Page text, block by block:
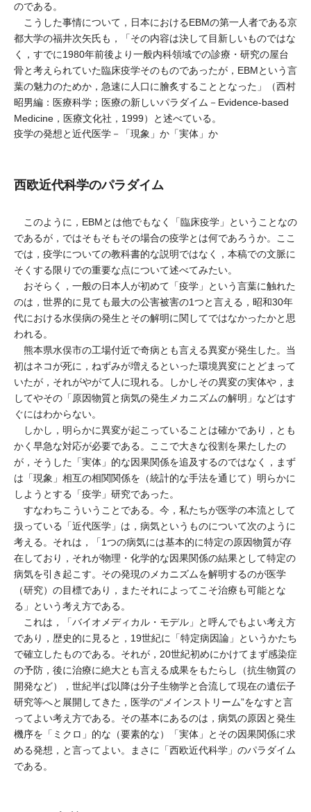
のである。
こうした事情について，日本におけるEBMの第一人者である京
都大学の福井次矢氏も，「その内容は決して目新しいものではな
く，すでに1980年前後より一般内科領域での診療・研究の屋台
骨と考えられていた臨床疫学そのものであったが，EBMという言
葉の魅力のためか，急速に人口に膾炙することとなった」（西村
昭男編：医療科学；医療の新しいパラダイム－Evidence-based
Medicine，医療文化社，1999）と述べている。
疫学の発想と近代医学－「現象」か「実体」か
西欧近代科学のパラダイム
このように，EBMとは他でもなく「臨床疫学」ということなの
であるが，ではそもそもその場合の疫学とは何であろうか。ここ
では，疫学についての教科書的な説明ではなく，本稿での文脈に
そくする限りでの重要な点について述べてみたい。
おそらく，一般の日本人が初めて「疫学」という言葉に触れた
のは，世界的に見ても最大の公害被害の1つと言える，昭和30年
代における水俣病の発生とその解明に関してではなかったかと思
われる。
熊本県水俣市の工場付近で奇病とも言える異変が発生した。当
初はネコが死に，ねずみが増えるといった環境異変にとどまって
いたが，それがやがて人に現れる。しかしその異変の実体や，ま
してやその「原因物質と病気の発生メカニズムの解明」などはす
ぐにはわからない。
しかし，明らかに異変が起こっていることは確かであり，とも
かく早急な対応が必要である。ここで大きな役割を果たしたの
が，そうした「実体」的な因果関係を追及するのではなく，まず
は「現象」相互の相関関係を（統計的な手法を通じて）明らかに
しようとする「疫学」研究であった。
すなわちこういうことである。今，私たちが医学の本流として
扱っている「近代医学」は，病気というものについて次のように
考える。それは，「1つの病気には基本的に特定の原因物質が存
在しており，それが物理・化学的な因果関係の結果として特定の
病気を引き起こす。その発現のメカニズムを解明するのが医学
（研究）の目標であり，またそれによってこそ治療も可能とな
る」という考え方である。
これは，「バイオメディカル・モデル」と呼んでもよい考え方
であり，歴史的に見ると，19世紀に「特定病因論」というかたち
で確立したものである。それが，20世紀初めにかけてまず感染症
の予防，後に治療に絶大とも言える成果をもたらし（抗生物質の
開発など），世紀半ば以降は分子生物学と合流して現在の遺伝子
研究等へと展開してきた，医学の“メインストリーム”をなすと言
ってよい考え方である。その基本にあるのは，病気の原因と発生
機序を「ミクロ」的な（要素的な）「実体」とその因果関係に求
める発想，と言ってよい。まさに「西欧近代科学」のパラダイム
である。